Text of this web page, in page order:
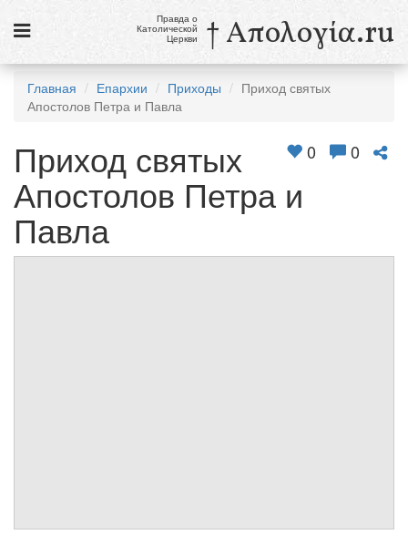
Новости
Католики в России
Галерея
Викторины
Ссылки
Правда о
Католической
Церкви † Απολογία.ru
Главная Епархии Приходы
Приход святых
Апостолов Петра и Павла
0 0
Приход святых
Апостолов Петра и
Павла